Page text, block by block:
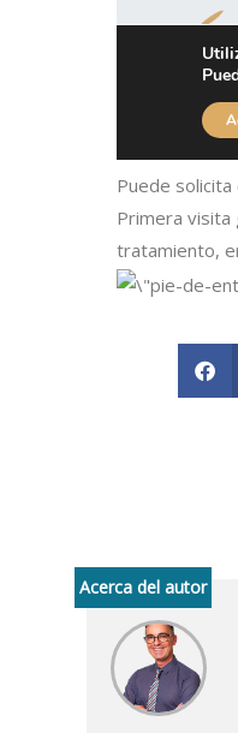
Puede
Primera visita
tratamiento,
Acerca del autor